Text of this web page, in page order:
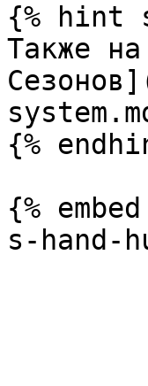
{% hint
Также
{%
{%